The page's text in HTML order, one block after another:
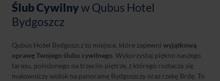
Ślub Cywilnyw Qubus Hotel
Bydgoszcz
Qubus Hotel Bydgoszcz to miejsce, które zapewni wyjątkową
oprawę Twojego ślubu cywilnego. Wykorzystaj piękno naszego
tarasu, położonego na trzecim piętrze, z którego roztacza się
malowniczy widok na panoramę Bydgoszczy oraz rzekę Brdę. To